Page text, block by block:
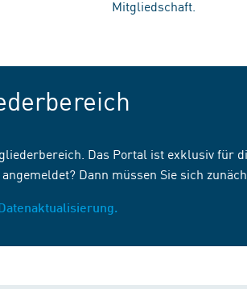
Mitgliedschaft.
Das Portal ist exklusiv für
Dann müssen Sie sich